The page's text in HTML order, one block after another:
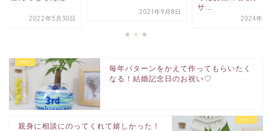
贈...
2022年5
毎年パターンをかえて作ってもらいたく
なる！結婚記念日のお祝い♡
親身に相談にのってくれて嬉しかった！